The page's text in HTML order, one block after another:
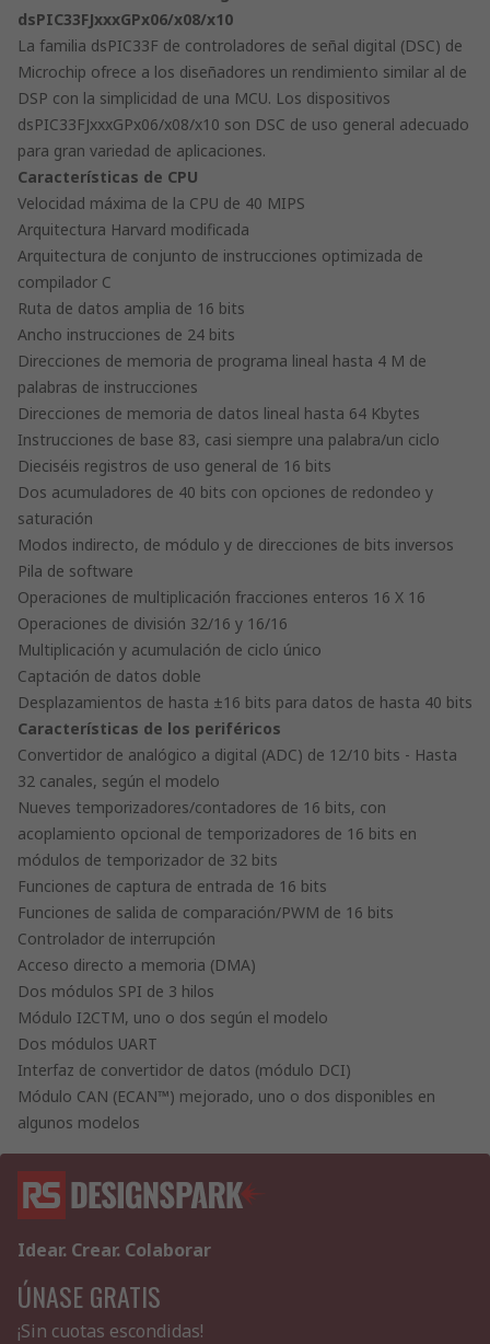
dsPIC33FJxxxGPx06/x08/x10
La familia dsPIC33F de controladores de señal digital (DSC) de
Microchip ofrece a los diseñadores un rendimiento similar al de
DSP con la simplicidad de una MCU. Los dispositivos
dsPIC33FJxxxGPx06/x08/x10 son DSC de uso general adecuado
para gran variedad de aplicaciones.
Características de CPU
Velocidad máxima de la CPU de 40 MIPS
Arquitectura Harvard modificada
Arquitectura de conjunto de instrucciones optimizada de
compilador C
Ruta de datos amplia de 16 bits
Ancho instrucciones de 24 bits
Direcciones de memoria de programa lineal hasta 4 M de
palabras de instrucciones
Direcciones de memoria de datos lineal hasta 64 Kbytes
Instrucciones de base 83, casi siempre una palabra/un ciclo
Dieciséis registros de uso general de 16 bits
Dos acumuladores de 40 bits con opciones de redondeo y
saturación
Modos indirecto, de módulo y de direcciones de bits inversos
Pila de software
Operaciones de multiplicación fracciones enteros 16 X 16
Operaciones de división 32/16 y 16/16
Multiplicación y acumulación de ciclo único
Captación de datos doble
Desplazamientos de hasta ±16 bits para datos de hasta 40 bits
Características de los periféricos
Convertidor de analógico a digital (ADC) de 12/10 bits - Hasta
32 canales, según el modelo
Nueves temporizadores/contadores de 16 bits, con
acoplamiento opcional de temporizadores de 16 bits en
módulos de temporizador de 32 bits
Funciones de captura de entrada de 16 bits
Funciones de salida de comparación/PWM de 16 bits
Controlador de interrupción
Acceso directo a memoria (DMA)
Dos módulos SPI de 3 hilos
Módulo I2CTM, uno o dos según el modelo
Dos módulos UART
Interfaz de convertidor de datos (módulo DCI)
Módulo CAN (ECAN™) mejorado, uno o dos disponibles en
algunos modelos
Idear. Crear. Colaborar
ÚNASE GRATIS
¡Sin cuotas escondidas!